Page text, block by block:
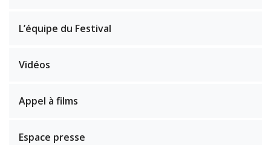
L’équipe du Festival
Vidéos
Appel à films
Espace presse